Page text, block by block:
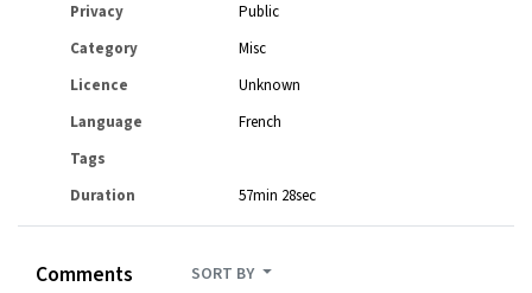
Privacy
Public
Category
Misc
Licence
Unknown
Language
French
Tags
Duration
57min 28sec
Comments SORT BY